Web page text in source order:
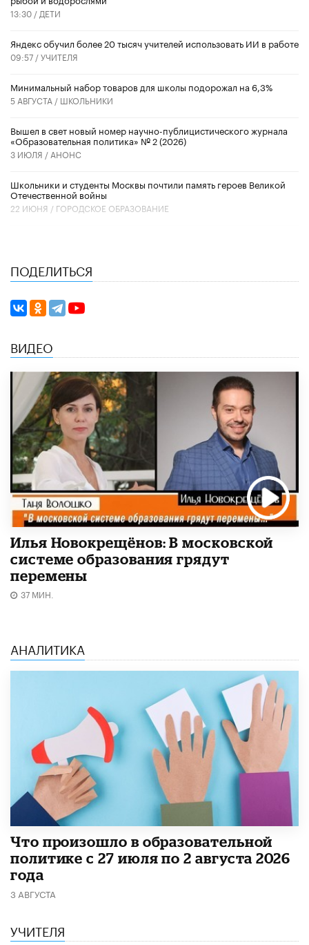
13:30 / ДЕТИ
​Яндекс обучил более 20 тысяч учителей использовать ИИ в работе
09:57 /УЧИТЕЛЯ
Минимальный набор товаров для школы подорожал на 6,3%
5 АВГУСТА / ШКОЛЬНИКИ
Вышел в свет новый номер научно-публицистического журнала
«Образовательная политика» № 2 (2026)
3 ИЮЛЯ / АНОНС
Школьники и студенты Москвы почтили память героев Великой
Отечественной войны
22 ИЮНЯ / ГОРОДСКОЕ ОБРАЗОВАНИЕ
ПОДЕЛИТЬСЯ
ВИДЕО
Илья Новокрещёнов: В московской
системе образования грядут
перемены
37 МИН.
АНАЛИТИКА
​Что произошло в образовательной
политике с 27 июля по 2 августа 2026
года
3 АВГУСТА
УЧИТЕЛЯ